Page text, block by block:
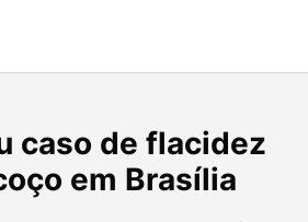
caso de flacidez
em Brasília